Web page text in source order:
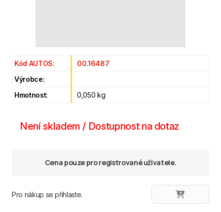
Kód AUTOS:
00.16487
Výrobce:
Hmotnost:
0,050 kg
Není skladem / Dostupnost na dotaz
Cena pouze pro registrované uživatele.
Pro nákup se přihlaste.